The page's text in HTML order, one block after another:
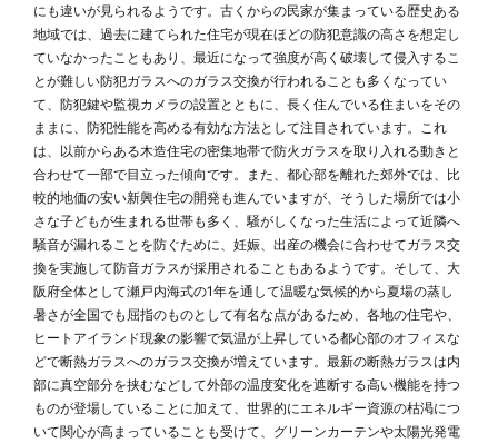
にも違いが見られるようです。古くからの民家が集まっている歴史ある
地域では、過去に建てられた住宅が現在ほどの防犯意識の高さを想定し
ていなかったこともあり、最近になって強度が高く破壊して侵入するこ
とが難しい防犯ガラスへのガラス交換が行われることも多くなってい
て、防犯鍵や監視カメラの設置とともに、長く住んでいる住まいをその
ままに、防犯性能を高める有効な方法として注目されています。これ
は、以前からある木造住宅の密集地帯で防火ガラスを取り入れる動きと
合わせて一部で目立った傾向です。また、都心部を離れた郊外では、比
較的地価の安い新興住宅の開発も進んでいますが、そうした場所では小
さな子どもが生まれる世帯も多く、騒がしくなった生活によって近隣へ
騒音が漏れることを防ぐために、妊娠、出産の機会に合わせてガラス交
換を実施して防音ガラスが採用されることもあるようです。そして、大
阪府全体として瀬戸内海式の1年を通して温暖な気候的から夏場の蒸し
暑さが全国でも屈指のものとして有名な点があるため、各地の住宅や、
ヒートアイランド現象の影響で気温が上昇している都心部のオフィスな
どで断熱ガラスへのガラス交換が増えています。最新の断熱ガラスは内
部に真空部分を挟むなどして外部の温度変化を遮断する高い機能を持つ
ものが登場していることに加えて、世界的にエネルギー資源の枯渇につ
いて関心が高まっていることも受けて、グリーンカーテンや太陽光発電